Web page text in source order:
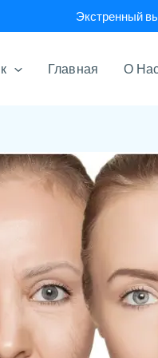
Экстренный
Главная О